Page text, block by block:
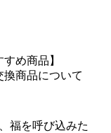
め商品】
商品について
福を呼び込みた